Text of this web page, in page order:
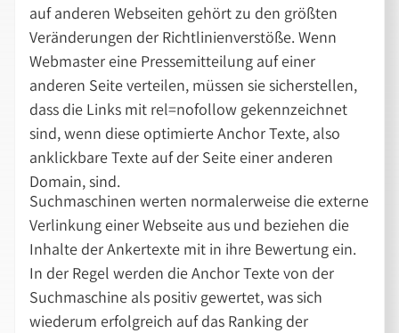
auf anderen Webseiten gehört zu den größten
Veränderungen der Richtlinienverstöße. Wenn
Webmaster eine Pressemitteilung auf einer
anderen Seite verteilen, müssen sie sicherstellen,
dass die Links mit rel=nofollow gekennzeichnet
sind, wenn diese optimierte Anchor Texte, also
anklickbare Texte auf der Seite einer anderen
Domain, sind.
Suchmaschinen werten normalerweise die externe
Verlinkung einer Webseite aus und beziehen die
Inhalte der Ankertexte mit in ihre Bewertung ein.
In der Regel werden die Anchor Texte von der
Suchmaschine als positiv gewertet, was sich
wiederum erfolgreich auf das Ranking der